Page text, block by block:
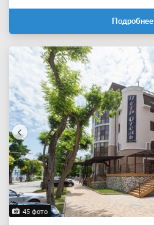
Подробнее
45 фото